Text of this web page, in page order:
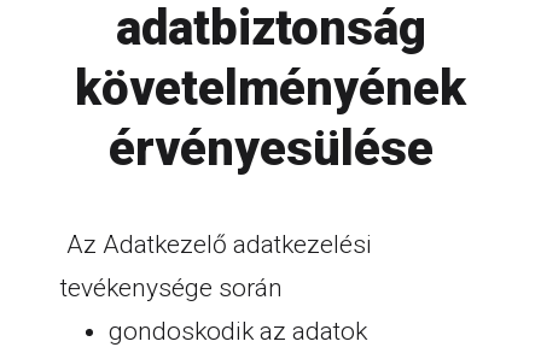
adatbiztonság
követelményének
érvényesülése
Az Adatkezelő adatkezelési
tevékenysége során
gondoskodik az adatok